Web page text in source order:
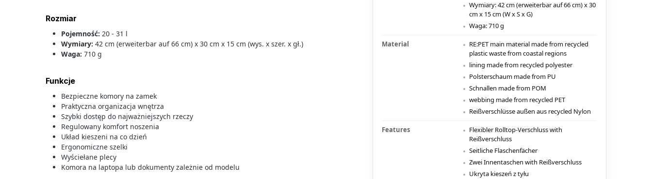
Rozmiar
Pojemność: 20 - 31 l
Wymiary: 42 cm (erweiterbar auf 66 cm) x 30 cm x 15 cm (wys. x szer. x gł.)
Waga: 710 g
Funkcje
Bezpieczne komory na zamek
Praktyczna organizacja wnętrza
Szybki dostęp do najważniejszych rzeczy
Regulowany komfort noszenia
Układ kieszeni na co dzień
Ergonomiczne szelki
Wyściełane plecy
Komora na laptopa lub dokumenty zależnie od modelu
Wymiary: 42 cm (erweiterbar auf 66 cm) x 30
cm x 15 cm (W x S x G)
Waga: 710 g
Material
RE:PET main material made from recycled
plastic waste from coastal regions
lining made from recycled polyester
Polsterschaum made from PU
Schnallen made from POM
webbing made from recycled PET
Reißverschlüsse außen aus recycled Nylon
Features
Flexibler Rolltop-Verschluss with
Reißverschluss
Seitliche Flaschenfächer
Zwei Innentaschen with Reißverschluss
Ukryta kieszeń z tyłu